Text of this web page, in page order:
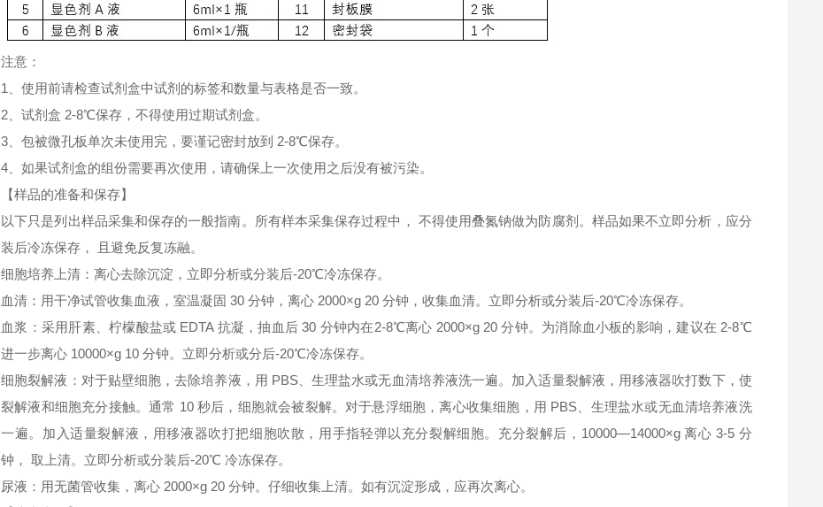
注意：
1、使用前请检查试剂盒中试剂的标签和数量与表格是否一致。
2、试剂盒 2-8℃保存，不得使用过期试剂盒。
3、包被微孔板单次未使用完，要谨记密封放到 2-8℃保存。
4、如果试剂盒的组份需要再次使用，请确保上一次使用之后没有被污染。
【样品的准备和保存】
以下只是列出样品采集和保存的一般指南。所有样本采集保存过程中， 不得使用叠氮钠做为防腐剂。样品如果不立即分析，应分
装后冷冻保存， 且避免反复冻融。
细胞培养上清：离心去除沉淀，立即分析或分装后-20℃冷冻保存。
血清：用干净试管收集血液，室温凝固 30 分钟，离心 2000×g 20 分钟，收集血清。立即分析或分装后-20℃冷冻保存。
血浆：采用肝素、柠檬酸盐或 EDTA 抗凝，抽血后 30 分钟内在2-8℃离心 2000×g 20 分钟。为消除血小板的影响，建议在 2-8℃
进一步离心 10000×g 10 分钟。立即分析或分后-20℃冷冻保存。
细胞裂解液：对于贴壁细胞，去除培养液，用 PBS、生理盐水或无血清培养液洗一遍。加入适量裂解液，用移液器吹打数下，使
裂解液和细胞充分接触。通常 10 秒后，细胞就会被裂解。对于悬浮细胞，离心收集细胞，用 PBS、生理盐水或无血清培养液洗
一遍。加入适量裂解液，用移液器吹打把细胞吹散，用手指轻弹以充分裂解细胞。充分裂解后，10000—14000×g 离心 3-5 分
钟， 取上清。立即分析或分装后-20℃ 冷冻保存。
尿液：用无菌管收集，离心 2000×g 20 分钟。仔细收集上清。如有沉淀形成，应再次离心。